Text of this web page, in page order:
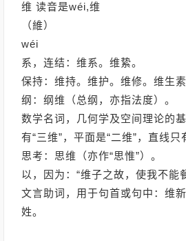
维 读音是wéi,维
（維）
wéi
系，连结：维系。维絷。
保持：维持。维护。维修。维生素
纲：纲维（总纲，亦指法度）。
数学名词，几何学及空间理论的
有“三维”，平面是“二维”，直线只
思考：思维（亦作“思惟”）。
以，因为：“维子之故，使我不能
文言助词，用于句首或句中：维新
姓。